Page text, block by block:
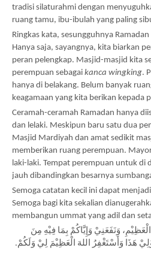
tradisi silaturahmi dengan
ruang tamu, ibu-ibulah yang paling
Ringkas kata, sesungguhnya
Hanya saja, sayangnya, kita biarkan
peran pelengkap. Masjid-masjid kita
perempuan sebagai kanca wingking.
hanya di belakang. Belum banyak
keagamaan yang kita berikan kepada
Ceramah-ceramah Ramadan hanya
dan lelaki. Meskipun baru satu dua
Masjid Mardiyah dan amat sedikit
memberikan ruang perempuan.
laki-laki. Tempat perempuan untuk di
jauh dibandingkan besarnya
Semoga catatan kecil ini dapat
Semoga bagi kita sekalian
membangun ummat yang adil dan
هَذَا وَأَسْتَغْفِرُ اللهَ الْعَظِيْمَ لِيْ وَلَكُمْ.